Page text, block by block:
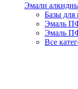
Эмали
Базы для
Эмаль
Эмаль
Все